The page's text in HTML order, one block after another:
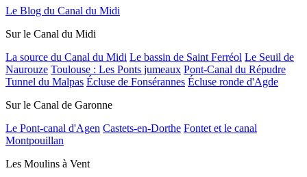
Le Blog du Canal du Midi
Sur le Canal du Midi
La source du Canal du Midi Le bassin de Saint Ferréol Le Seuil de
Naurouze Toulouse : Les Ponts jumeaux Pont-Canal du Répudre
Tunnel du Malpas Écluse de Fonsérannes Écluse ronde d'Agde
Sur le Canal de Garonne
Le Pont-canal d'Agen Castets-en-Dorthe Fontet et le canal
Montpouillan
Les Moulins à Vent